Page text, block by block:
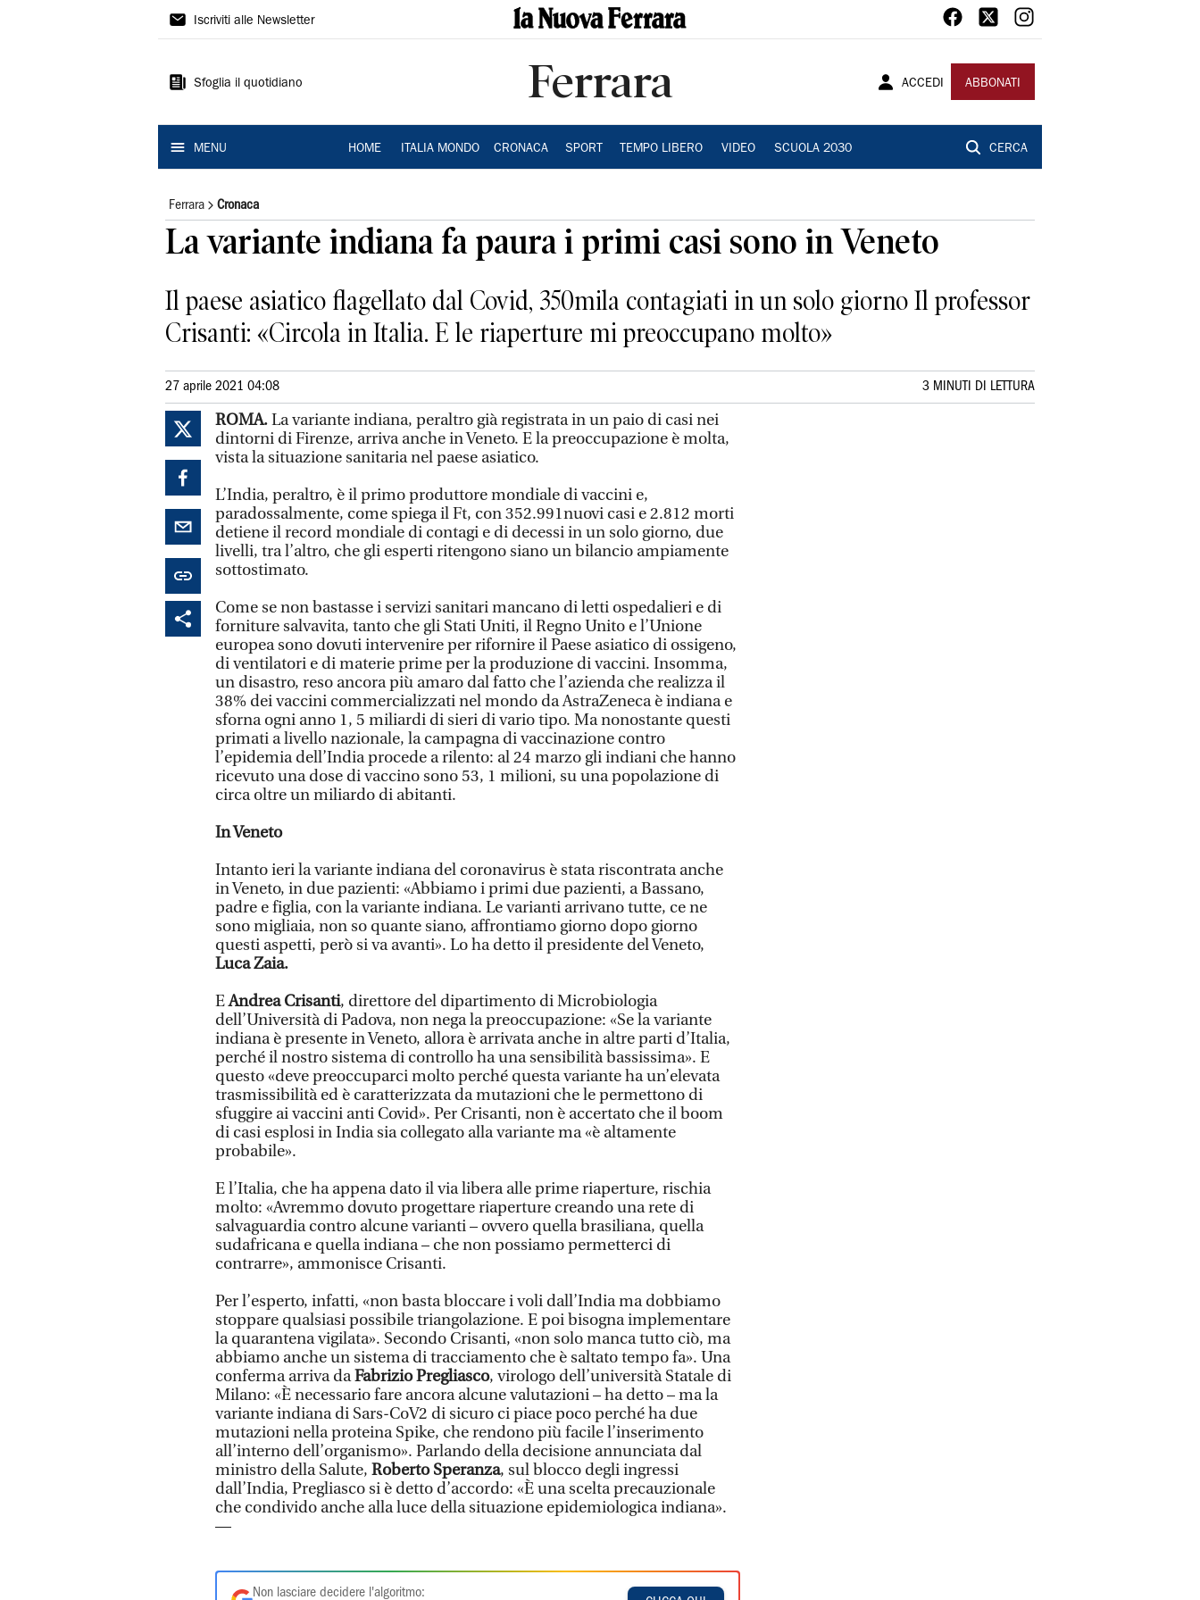
La
Ferrara
Iscriviti alle Newsletter
Sfoglia il quotidiano Ferrara ACCEDI ABBONATI
MENU HOME ITALIA MONDO CRONACA SPORT TEMPO LIBERO VIDEO SCUOLA 2030 CERCA
Ferrara Cronaca
La variante indiana fa paura i primi casi sono in Veneto
Il paese asiatico flagellato dal Covid, 350mila contagiati in un solo giorno Il professor
Crisanti: «Circola in Italia. E le riaperture mi preoccupano molto»
27 aprile 2021 04:08 3 MINUTI DI LETTURA
ROMA.La variante indiana, peraltro già registrata in un paio di casi nei
dintorni di Firenze, arriva anche in Veneto. E la preoccupazione è molta,
vista la situazione sanitaria nel paese asiatico.
L’India, peraltro, è il primo produttore mondiale di vaccini e,
paradossalmente, come spiega il Ft, con 352.991nuovi casi e 2.812 morti
detiene il record mondiale di contagi e di decessi in un solo giorno, due
livelli, tra l’altro, che gli esperti ritengono siano un bilancio ampiamente
sottostimato.
Come se non bastasse i servizi sanitari mancano di letti ospedalieri e di
forniture salvavita, tanto che gli Stati Uniti, il Regno Unito e l’Unione
europea sono dovuti intervenire per rifornire il Paese asiatico di ossigeno,
di ventilatori e di materie prime per la produzione di vaccini. Insomma,
un disastro, reso ancora più amaro dal fatto che l’azienda che realizza il
38% dei vaccini commercializzati nel mondo da AstraZeneca è indiana e
sforna ogni anno 1, 5 miliardi di sieri di vario tipo. Ma nonostante questi
primati a livello nazionale, la campagna di vaccinazione contro
l’epidemia dell’India procede a rilento: al 24 marzo gli indiani che hanno
ricevuto una dose di vaccino sono 53, 1 milioni, su una popolazione di
circa oltre un miliardo di abitanti.
In Veneto
Intanto ieri la variante indiana del coronavirus è stata riscontrata anche
in Veneto, in due pazienti: «Abbiamo i primi due pazienti, a Bassano,
padre e figlia, con la variante indiana. Le varianti arrivano tutte, ce ne
sono migliaia, non so quante siano, affrontiamo giorno dopo giorno
questi aspetti, però si va avanti». Lo ha detto il presidente del Veneto,
Luca Zaia.
EAndrea Crisanti, direttore del dipartimento di Microbiologia
dell’Università di Padova, non nega la preoccupazione: «Se la variante
indiana è presente in Veneto, allora è arrivata anche in altre parti d’Italia,
perché il nostro sistema di controllo ha una sensibilità bassissima». E
questo «deve preoccuparci molto perché questa variante ha un’elevata
trasmissibilità ed è caratterizzata da mutazioni che le permettono di
sfuggire ai vaccini anti Covid». Per Crisanti, non è accertato che il boom
di casi esplosi in India sia collegato alla variante ma «è altamente
probabile».
E l’Italia, che ha appena dato il via libera alle prime riaperture, rischia
molto: «Avremmo dovuto progettare riaperture creando una rete di
salvaguardia contro alcune varianti – ovvero quella brasiliana, quella
sudafricana e quella indiana – che non possiamo permetterci di
contrarre», ammonisce Crisanti.
Per l’esperto, infatti, «non basta bloccare i voli dall’India ma dobbiamo
stoppare qualsiasi possibile triangolazione. E poi bisogna implementare
la quarantena vigilata». Secondo Crisanti, «non solo manca tutto ciò, ma
abbiamo anche un sistema di tracciamento che è saltato tempo fa». Una
conferma arriva daFabrizio Pregliasco, virologo dell’università Statale di
Milano: «È necessario fare ancora alcune valutazioni – ha detto – ma la
variante indiana di Sars-CoV2 di sicuro ci piace poco perché ha due
mutazioni nella proteina Spike, che rendono più facile l’inserimento
all’interno dell’organismo». Parlando della decisione annunciata dal
ministro della Salute, Roberto Speranza, sul blocco degli ingressi
dall’India, Pregliasco si è detto d’accordo: «È una scelta precauzionale
che condivido anche alla luce della situazione epidemiologica indiana».
—
Non lasciare decidere l'algoritmo: